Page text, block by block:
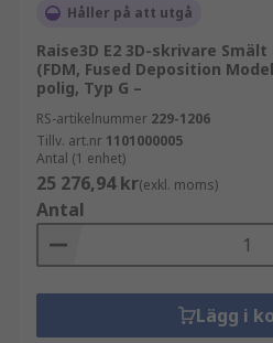
Håller på att utgå
Raise3D E2 3D-skrivare
(FDM, Fused Deposition
polig, Typ G –
RS-artikelnummer 229-1206
Tillv. art.nr 1101000005
Antal (1 enhet)
25 276,94 kr(exkl. moms)
Antal
Lägg i